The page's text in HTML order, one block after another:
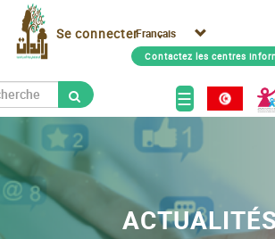
Aller
contenu
principal
Menu
du
de
l'utilisateur
Se connecterSelect
your
language
Contactez les centres
Navigation
principale
☰
Rechercher